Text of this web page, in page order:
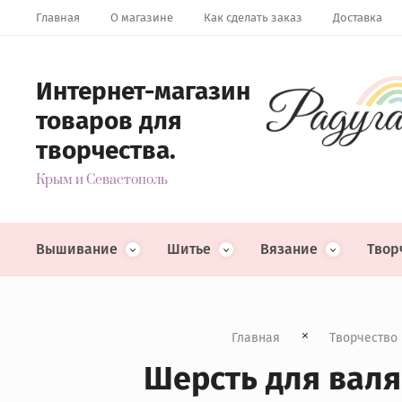
Главная О магазине Как сделать заказ Доставка
Интернет-магазин
товаров для
творчества.
Крым и Севастополь
Вышивание Шитье Вязание
Главная Творчество
Шерсть для